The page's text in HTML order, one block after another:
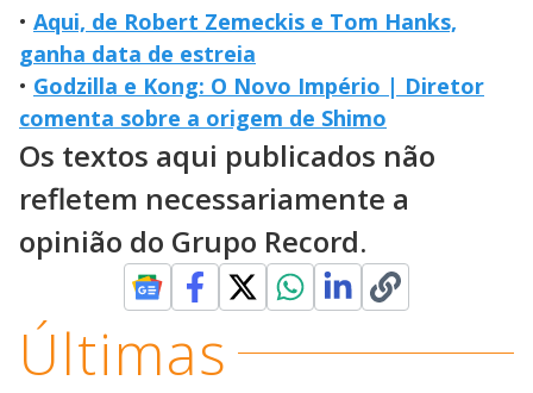
• Aqui, de Robert Zemeckis e Tom Hanks,
ganha data de estreia
• Godzilla e Kong: O Novo Império | Diretor
comenta sobre a origem de Shimo
Os textos aqui publicados não
refletem necessariamente a
opinião do Grupo Record.
Últimas